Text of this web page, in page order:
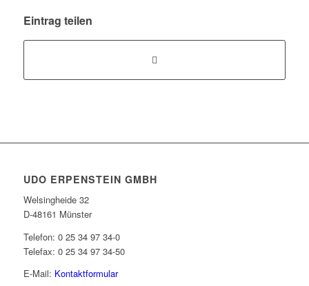
Eintrag teilen
UDO ERPENSTEIN GMBH
Welsingheide 32
D-48161 Münster
Telefon: 0 25 34 97 34-0
Telefax: 0 25 34 97 34-50
E-Mail: Kontaktformular